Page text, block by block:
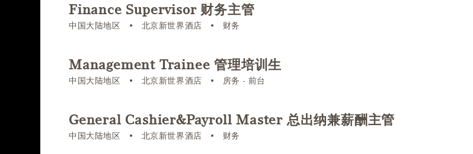
Finance Supervisor 财务主管
中国大陆地区 • 北京新世界酒店 • 财务
Management Trainee 管理培训生
中国大陆地区 • 北京新世界酒店 • 房务 - 前台
General Cashier&Payroll Master 总出纳兼薪酬主管
中国大陆地区 • 北京新世界酒店 • 财务